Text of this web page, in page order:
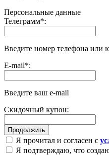
Персональные данные
Телеграмм*:
Введите номер телефона или
E-mail*:
Введите ваш e-mail
Скидочный купон:
Я прочитал и согласен с
Я подтверждаю, что